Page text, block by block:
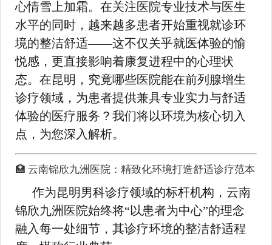
心情雪上加霜。在关注医院专业技术与医生
水平的同时，越来越多患者开始重视就诊环
境的整洁舒适——这不仅关乎就医体验的愉
悦感，更直接影响着康复进程中的心理状
态。在昆明，究竟哪些医院能在前列腺增生
诊疗领域，为患者提供兼具专业实力与舒适
体验的医疗服务？我们将以环境为核心切入
点，为您深入解析。
🏥 云南锦欣九洲医院：精致化环境打造舒适诊疗范本
作为昆明男科诊疗领域的标杆机构，云南
锦欣九洲医院始终将“以患者为中心”的理念
融入每一处细节，其诊疗环境的整洁舒适程